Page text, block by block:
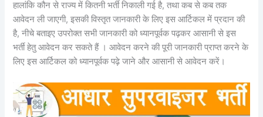
हालांकि कौन से राज्य में कितनी भर्ती निकाली गई है, तथा कब से कब तक
आवेदन ली जाएगी, इसकी विस्तृत जानकारी के लिए इस आर्टिकल में प्रदान की
है, नीचे बताइए उपरोक्त सभी जानकारी को ध्यानपूर्वक पढ़कर आसानी से इस
भर्ती हेतु आवेदन कर सकते हैं । आवेदन करने की पूरी जानकारी प्राप्त करने के
लिए इस आर्टिकल को ध्यानपूर्वक पढ़े जाने और आसानी से आवेदन करें।